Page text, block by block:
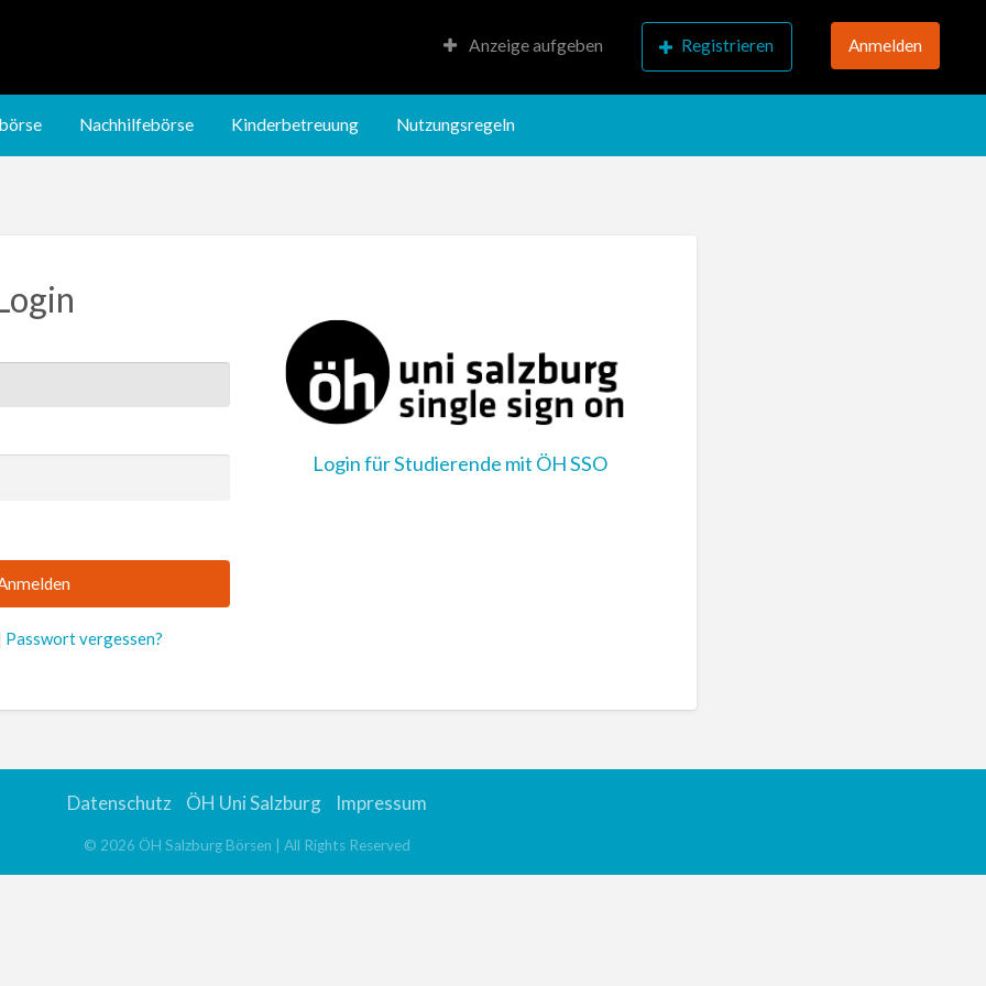
Kinderbetreuung Nutzungsregeln
Anzeige aufgeben Registrieren Anmelden
Nachhilfebörse Kinderbetreuung Nutzungsregeln
Passwort vergessen?
Login für Studierende mit ÖH SSO
Datenschutz ÖH Uni Salzburg Impressum
© 2026 ÖH Salzburg Börsen | All Rights Reserved